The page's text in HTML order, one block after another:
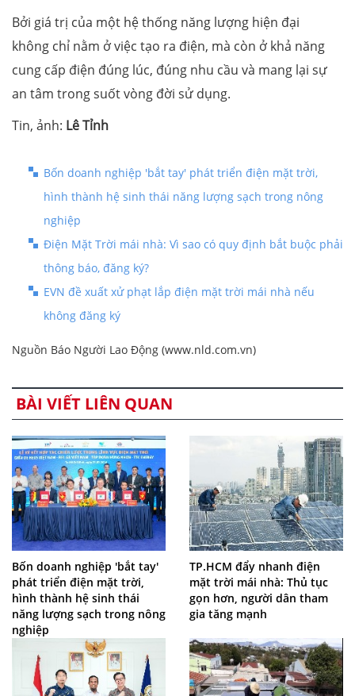
Bởi giá trị của một hệ thống năng lượng hiện đại
không chỉ nằm ở việc tạo ra điện, mà còn ở khả năng
cung cấp điện đúng lúc, đúng nhu cầu và mang lại sự
an tâm trong suốt vòng đời sử dụng.
Tin, ảnh: Lê Tỉnh
Bốn doanh nghiệp 'bắt tay' phát triển điện mặt trời,
hình thành hệ sinh thái năng lượng sạch trong nông
nghiệp
Điện Mặt Trời mái nhà: Vì sao có quy định bắt buộc phải
thông báo, đăng ký?
EVN đề xuất xử phạt lắp điện mặt trời mái nhà nếu
không đăng ký
Nguồn Báo Người Lao Động (www.nld.com.vn)
BÀI VIẾT LIÊN QUAN
Bốn doanh nghiệp 'bắt tay'
phát triển điện mặt trời,
hình thành hệ sinh thái
năng lượng sạch trong nông
nghiệp
TP.HCM đẩy nhanh điện
mặt trời mái nhà: Thủ tục
gọn hơn, người dân tham
gia tăng mạnh